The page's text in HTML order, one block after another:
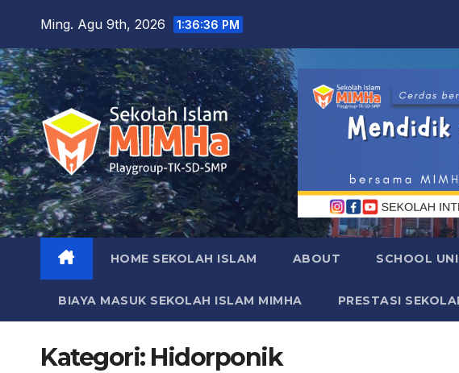
content
Ming. Agu 9th, 2026 1:36:37 PM
HOME SEKOLAH ISLAM ABOUT SCHOOL
BIAYA MASUK SEKOLAH ISLAM MIMHA PRESTASI
Kategori: Hidorponik